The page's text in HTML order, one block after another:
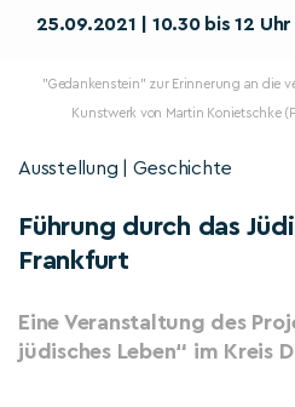
25.09.2021 | 10.30 bis 12 Uhr
"Gedankenstein" zur Erinnerung an die
Kunstwerk von Martin Konietschke
Ausstellung | Geschichte
Führung durch das
Frankfurt
Eine Veranstaltung des
jüdisches Leben“ im Kreis